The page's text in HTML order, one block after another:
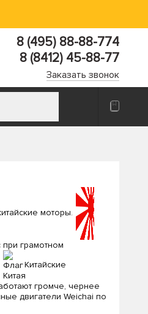
8 (495) 88-88-774
8 (8412) 45-88-77
Заказать звонок
моторы.
грамотном
Китайские
громче, чернее
двигатели Weichai по